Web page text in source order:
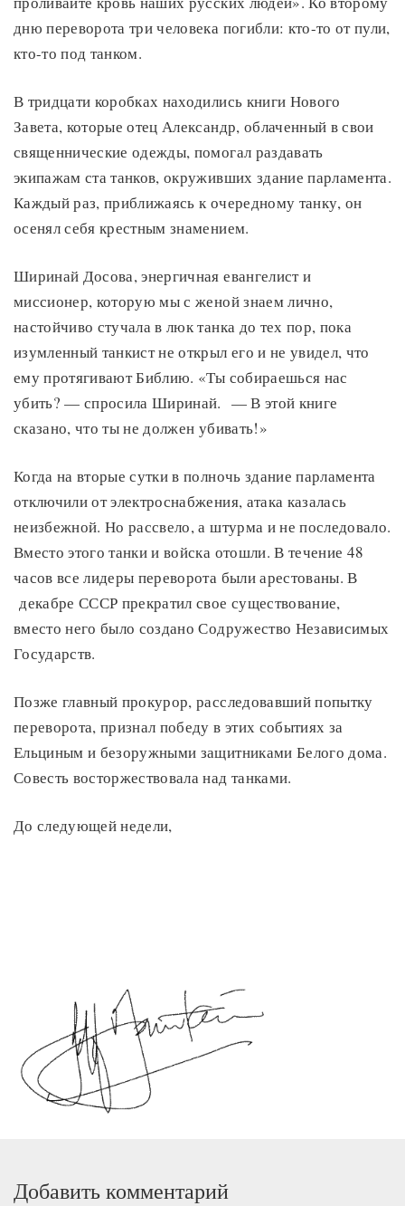
дню переворота три человека погибли: кто-то от пули,
кто-то под танком.
В тридцати коробках находились книги Нового
Завета, которые отец Александр, облаченный в свои
священнические одежды, помогал раздавать
экипажам ста танков, окруживших здание парламента.
Каждый раз, приближаясь к очередному танку, он
осенял себя крестным знамением.
Ширинай Досова, энергичная евангелист и
миссионер, которую мы с женой знаем лично,
настойчиво стучала в люк танка до тех пор, пока
изумленный танкист не открыл его и не увидел, что
ему протягивают Библию. «Ты собираешься нас
убить? — спросила Ширинай. — В этой книге
сказано, что ты не должен убивать!»
Когда на вторые сутки в полночь здание парламента
отключили от электроснабжения, атака казалась
неизбежной. Но рассвело, а штурма и не последовало.
Вместо этого танки и войска отошли. В течение 48
часов все лидеры переворота были арестованы. В
декабре СССР прекратил свое существование,
вместо него было создано Содружество Независимых
Государств.
Позже главный прокурор, расследовавший попытку
переворота, признал победу в этих событиях за
Ельциным и безоружными защитниками Белого дома.
Совесть восторжествовала над танками.
До следующей недели,
Добавить комментарий